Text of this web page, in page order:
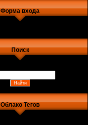
Форма входа
Поиск
Облако Тегов